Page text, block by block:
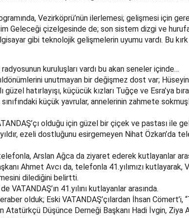
Vezirköprü’nün ilerlemesi; gelişmesi için
Geleceği çizelgesinde de; son sistem dizgi ve
gibi teknolojik gelişmelerin uyumu vardı. Bu
kuruluşları vardı bu akan seneler içinde…
unutmayan bir değişmez dost var;
güzel hatırlayışı, küçücük kızları Tuğçe ve Esra’ya
küçük yavrular, annelerinin zahmete
olduğu için güzel bir çiçek ve pastası ile
yıldır, ezeli dostluğunu esirgemeyen Nihat Özkan’da
Arslan Ağca da ziyaret ederek kutlayanlar
Ahmet Avcı da, telefonla 41.yılımızı kutlayarak,
dilediğini belirtti.
VATANDAŞ’ın 41.yılını kutlayanlar arasında.
olduk; Eski VATANDAŞ’çılardan İhsan Cömert’i,
Atatürkçü Düşünce Derneği Başkanı Hadi İvgin, Ziya